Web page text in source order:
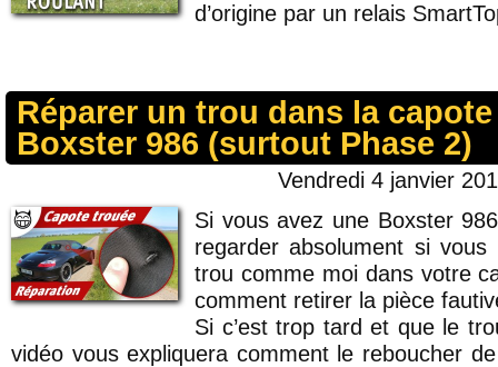
d’origine par un relais
Réparer un trou dans la
Boxster 986 (surtout Phase 2)
Vendredi 4 janvier
Si vous avez une Boxster
regarder absolument si
trou comme moi dans votre
comment retirer la pièce
Si c’est trop tard et que le
vidéo vous expliquera comment le reboucher